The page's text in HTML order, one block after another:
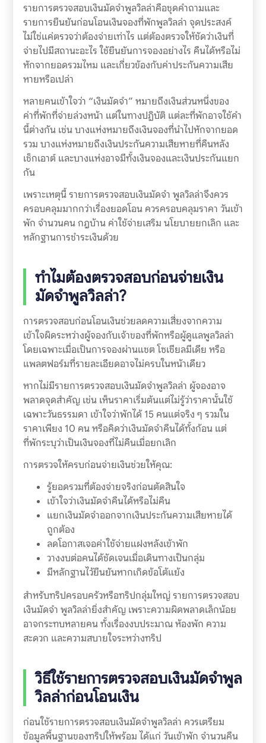
รายการตรวจสอบเงินมัดจำพูลวิลล่าคือชุดคำถามและ
รายการยืนยันก่อนโอนเงินจองที่พักพูลวิลล่า จุดประสงค์
ไม่ใช่แค่ตรวจว่าต้องจ่ายเท่าไร แต่ต้องตรวจให้ชัดว่าเงินที่
จ่ายไปมีสถานะอะไร ใช้ยืนยันการจองอย่างไร คืนได้หรือไม่
หักจากยอดรวมไหม และเกี่ยวข้องกับค่าประกันความเสีย
หายหรือเปล่า
หลายคนเข้าใจว่า “เงินมัดจำ” หมายถึงเงินส่วนหนึ่งของ
ค่าที่พักที่จ่ายล่วงหน้า แต่ในทางปฏิบัติ แต่ละที่พักอาจใช้คำ
นี้ต่างกัน เช่น บางแห่งหมายถึงเงินจองที่นำไปหักจากยอด
รวม บางแห่งหมายถึงเงินประกันความเสียหายที่คืนหลัง
เช็กเอาต์ และบางแห่งอาจมีทั้งเงินจองและเงินประกันแยก
กัน
เพราะเหตุนี้ รายการตรวจสอบเงินมัดจำ พูลวิลล่าจึงควร
ครอบคลุมมากกว่าเรื่องยอดโอน ควรครอบคลุมราคา วันเข้า
พัก จำนวนคน กฎบ้าน ค่าใช้จ่ายเสริม นโยบายยกเลิก และ
หลักฐานการชำระเงินด้วย
ทำไมต้องตรวจสอบก่อนจ่ายเงิน
มัดจำพูลวิลล่า?
การตรวจสอบก่อนโอนเงินช่วยลดความเสี่ยงจากความ
เข้าใจผิดระหว่างผู้จองกับเจ้าของที่พักหรือผู้ดูแลพูลวิลล่า
โดยเฉพาะเมื่อเป็นการจองผ่านแชต โซเชียลมีเดีย หรือ
แพลตฟอร์มที่รายละเอียดอาจไม่ครบในหน้าเดียว
หากไม่มีรายการตรวจสอบเงินมัดจำพูลวิลล่า ผู้จองอาจ
พลาดจุดสำคัญ เช่น เห็นราคาเริ่มต้นแต่ไม่รู้ว่าราคานั้นใช้
เฉพาะวันธรรมดา เข้าใจว่าพักได้ 15 คนแต่จริง ๆ รวมใน
ราคาเพียง 10 คน หรือคิดว่าเงินมัดจำคืนได้ทั้งก้อน แต่
ที่พักระบุว่าเป็นเงินจองที่ไม่คืนเมื่อยกเลิก
การตรวจให้ครบก่อนจ่ายเงินช่วยให้คุณ:
รู้ยอดรวมที่ต้องจ่ายจริงก่อนตัดสินใจ
เข้าใจว่าเงินมัดจำคืนได้หรือไม่คืน
แยกเงินมัดจำออกจากเงินประกันความเสียหายได้
ถูกต้อง
ลดโอกาสเจอค่าใช้จ่ายแฝงหลังเข้าพัก
วางงบต่อคนได้ชัดเจนเมื่อเดินทางเป็นกลุ่ม
มีหลักฐานไว้ยืนยันหากเกิดข้อโต้แย้ง
สำหรับทริปครอบครัวหรือทริปกลุ่มใหญ่ รายการตรวจสอบ
เงินมัดจำ พูลวิลล่ายิ่งสำคัญ เพราะความผิดพลาดเล็กน้อย
อาจกระทบหลายคน ทั้งเรื่องงบประมาณ ห้องพัก ความ
สะดวก และความสบายใจระหว่างทริป
วิธีใช้รายการตรวจสอบเงินมัดจำพูล
วิลล่าก่อนโอนเงิน
ก่อนใช้รายการตรวจสอบเงินมัดจำพูลวิลล่า ควรเตรียม
ข้อมูลพื้นฐานของทริปให้พร้อม ได้แก่ วันเข้าพัก จำนวนคืน